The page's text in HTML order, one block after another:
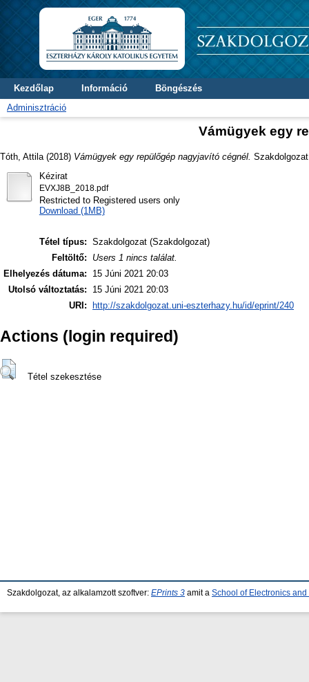
Kezdőlap Információ
Böngészés
Adminisztráció
Vámügyek egy
Tóth, Attila (2018) Vámügyek egy repülőgép nagyjavító cégnél.
Kézirat
EVXJ8B_2018.pdf
Restricted to Registered users only
Download (1MB)
Tétel típus: Szakdolgozat (Szakdolgozat)
Feltöltő:
Users 1 nincs találat.
Elhelyezés dátuma:
15 Júni 2021 20:03
Utolsó változtatás:
15 Júni 2021 20:03
URI:
http://szakdolgozat.uni-eszterhazy.hu/id/eprint/240
Actions (login required)
Tétel szekesztése
Szakdolgozat, az alkalamzott szoftver: EPrints 3 amit a School of Electronics